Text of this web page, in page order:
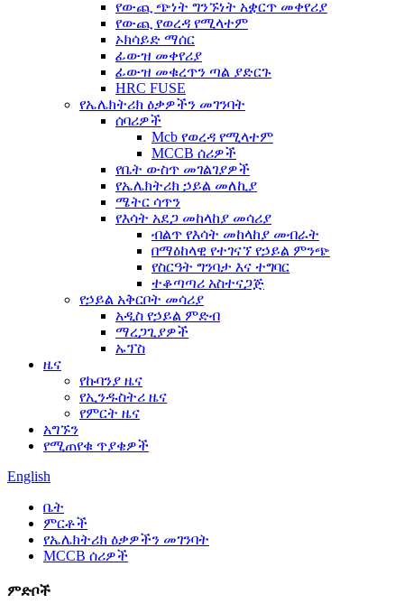
የውጪ ጭነት ግንኙነት አቋርጥ መቀየሪያ
የውጪ የወረዳ የሚላተም
ኦክሳይድ ማሰር
ፊውዝ መቀየሪያ
ፊውዝ መቁረጥን ጣል ያድርጉ
HRC FUSE
የኤሌክትሪክ ዕቃዎችን መገንባት
ሰባሪዎች
Mcb የወረዳ የሚላተም
MCCB ሰሪዎች
የቤት ውስጥ መገልገያዎች
የኤሌክትሪክ ኃይል መለኪያ
ሜትር ሳጥን
የእሳት አደጋ መከላከያ መሳሪያ
ብልጥ የእሳት መከላከያ መብራት
በማዕከላዊ የተገናኘ የኃይል ምንጭ
የስርዓት ግንባታ እና ተግባር
ተቆጣጣሪ አስተናጋጅ
የኃይል አቅርቦት መሳሪያ
አዲስ የኃይል ምድብ
ማረጋጊያዎች
ኡፕስ
ዜና
የኩባንያ ዜና
የኢንዱስትሪ ዜና
የምርት ዜና
አግኙን
የሚጠየቁ ጥያቄዎች
English
ቤት
ምርቶች
የኤሌክትሪክ ዕቃዎችን መገንባት
MCCB ሰሪዎች
ምድቦች